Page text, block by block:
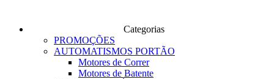
Categorias
PROMOÇÕES
AUTOMATISMOS PORTÃO
Motores de Correr
Motores de Batente